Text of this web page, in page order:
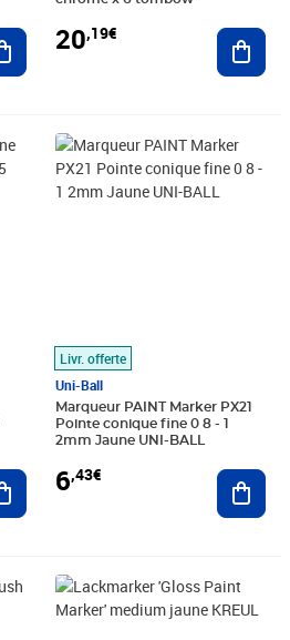
Ajouter au panier
20,19€
Ajouter au panier
Livr. offerte
Uni-Ball
Marqueur PAINT Marker PX21
Pointe conique fine 0 8 - 1
2mm Jaune UNI-BALL
6,43€
Prix 6,43€
Prix 8,07€